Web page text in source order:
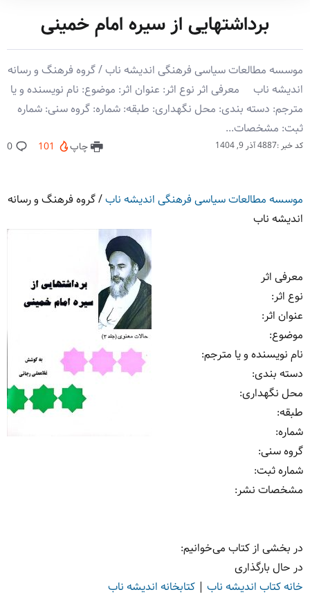
برداشتهایی از سیره امام خمینی
موسسه مطالعات سیاسی فرهنگی اندیشه ناب / گروه فرهنگ و رسانه
اندیشه ناب معرفی اثر نوع اثر: عنوان اثر: موضوع: نام نویسنده و یا
مترجم: دسته بندی: محل نگهداری: طبقه: شماره: گروه سنی: شماره
ثبت: مشخصات...
کد خبر :4887 آذر 9, 1404 چاپ 101
0
موسسه مطالعات سیاسی فرهنگی اندیشه ناب/گروه فرهنگ و رسانه
اندیشه ناب
معرفی اثر
نوع اثر:
عنوان اثر:
موضوع:
نام نویسنده و یا مترجم:
دسته بندی:
محل نگهداری:
طبقه:
شماره:
گروه سنی:
شماره ثبت:
مشخصات نشر: ‏‫
در بخشی از کتاب می‌خوانیم:
در حال بارگذاری
خانه کتاب اندیشه ناب | کتابخانه اندیشه ناب